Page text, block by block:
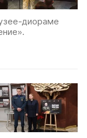
диораме